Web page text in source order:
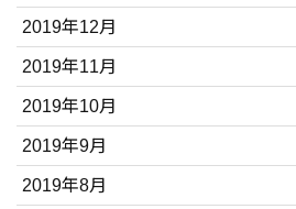
2019年12月
2019年11月
2019年10月
2019年9月
2019年8月